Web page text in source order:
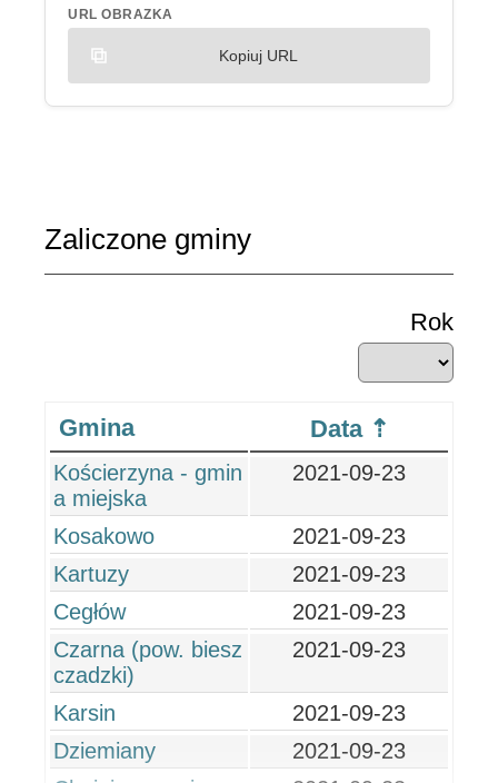
URL OBRAZKA
Kopiuj URL
Zaliczone gminy
Rok
Gmina Data
Kościerzyna - gmin
a miejska
2021-09-23
Kosakowo
2021-09-23
Kartuzy
2021-09-23
Cegłów
2021-09-23
Czarna (pow. biesz
czadzki)
2021-09-23
Karsin
2021-09-23
Dziemiany
2021-09-23